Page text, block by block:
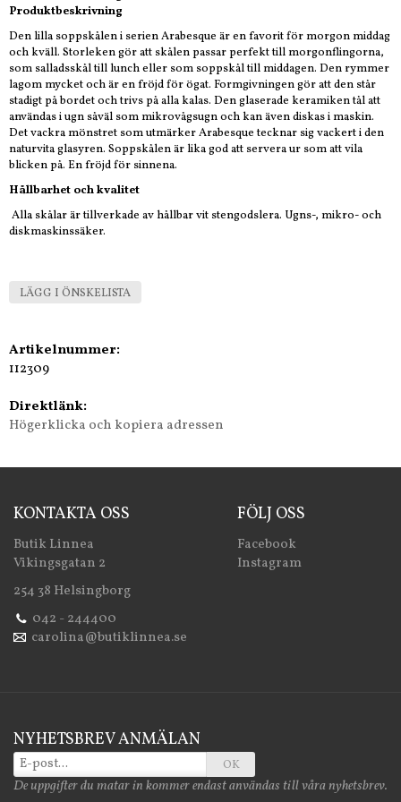
Produktbeskrivning
Den lilla soppskålen i serien Arabesque är en favorit för morgon middag
och kväll. Storleken gör att skålen passar perfekt till morgonflingorna,
som salladsskål till lunch eller som soppskål till middagen. Den rymmer
lagom mycket och är en fröjd för ögat. Formgivningen gör att den står
stadigt på bordet och trivs på alla kalas. Den glaserade keramiken tål att
användas i ugn såväl som mikrovågsugn och kan även diskas i maskin.
Det vackra mönstret som utmärker Arabesque tecknar sig vackert i den
naturvita glasyren. Soppskålen är lika god att servera ur som att vila
blicken på. En fröjd för sinnena.
Hållbarhet och kvalitet
Alla skålar är tillverkade av hållbar vit stengodslera. Ugns-, mikro- och
diskmaskinssäker.
LÄGG I ÖNSKELISTA
Artikelnummer:
112309
Direktlänk:
Högerklicka och kopiera adressen
KONTAKTA OSS
Butik Linnea
Vikingsgatan 2
254 38 Helsingborg
042 - 244400
carolina@butiklinnea.se
FÖLJ OSS
Facebook
Instagram
NYHETSBREV ANMÄLAN
OK
De uppgifter du matar in kommer endast användas till våra nyhetsbrev.